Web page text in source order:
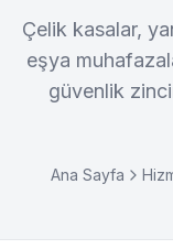
Çelik kasalar,
eşya
güvenlik
Ana Sayfa